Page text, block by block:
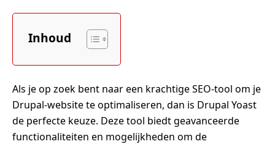
Inhoud
Als je op zoek bent naar een krachtige SEO-tool om je
Drupal-website te optimaliseren, dan is Drupal Yoast
de perfecte keuze. Deze tool biedt geavanceerde
functionaliteiten en mogelijkheden om de